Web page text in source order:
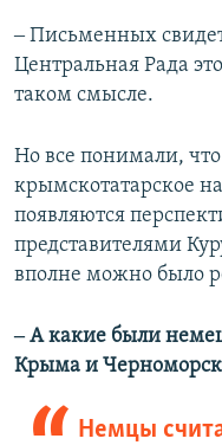
‒ Письменных
Центральная Рада
таком смысле.
Но все понимали,
крымскотатарское
появляются
представителями
вполне можно было
‒ А какие были
Крыма и
Немцы